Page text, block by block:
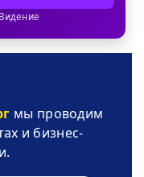
мы проводим
и бизнес-